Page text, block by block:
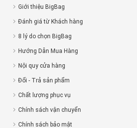
Giới thiệu BigBag
Đánh giá từ Khách hàng
8 lý do chọn BigBag
Hướng Dẫn Mua Hàng
Nội quy cửa hàng
Đổi - Trả sản phẩm
Chất lượng phục vụ
Chính sách vận chuyển
Chính sách bảo mật